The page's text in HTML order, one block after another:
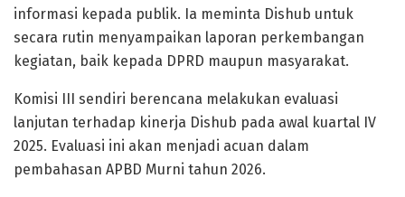
informasi kepada publik. Ia meminta Dishub untuk
secara rutin menyampaikan laporan perkembangan
kegiatan, baik kepada DPRD maupun masyarakat.
Komisi III sendiri berencana melakukan evaluasi
lanjutan terhadap kinerja Dishub pada awal kuartal IV
2025. Evaluasi ini akan menjadi acuan dalam
pembahasan APBD Murni tahun 2026.